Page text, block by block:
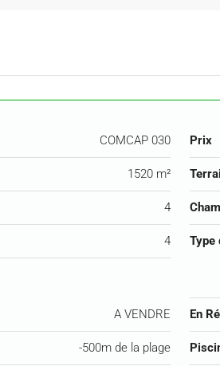
COMCAP 030 Prix
1520 m²
4
4 Type
A VENDRE En
-500m de la plage